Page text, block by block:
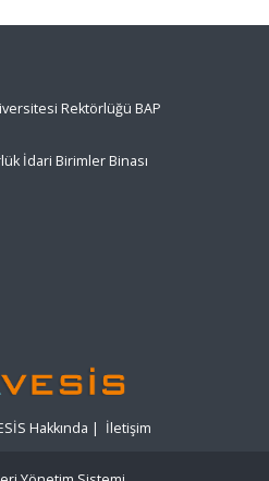
Rektörlüğü BAP
İdari Birimler Binası
Hakkında | İletişim